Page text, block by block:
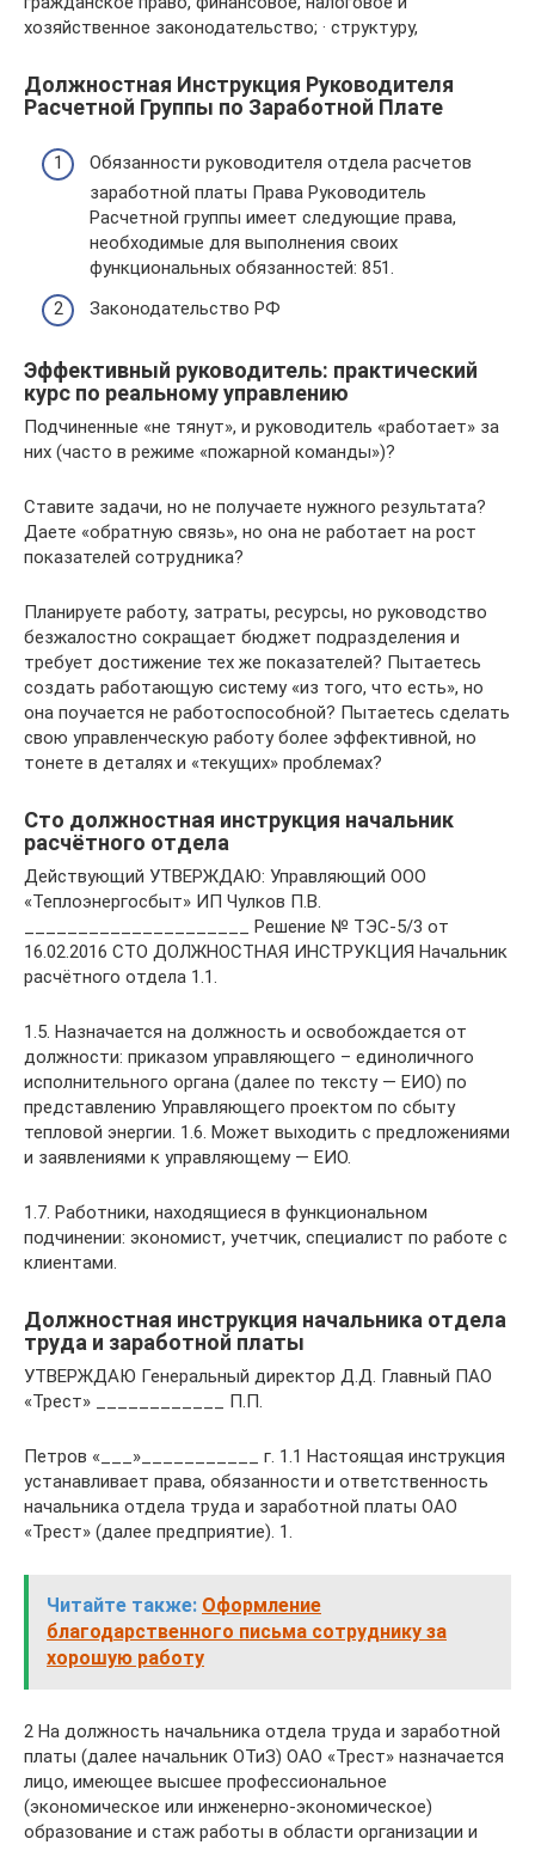
хозяйственное законодательство; · структуру,
Должностная Инструкция Руководителя
Расчетной Группы по Заработной Плате
Обязанности руководителя отдела расчетов
заработной платы Права Руководитель
Расчетной группы имеет следующие права,
необходимые для выполнения своих
функциональных обязанностей: 851.
Законодательство РФ
Эффективный руководитель: практический
курс по реальному управлению
Подчиненные «не тянут», и руководитель «работает» за
них (часто в режиме «пожарной команды»)?
Ставите задачи, но не получаете нужного результата?
Даете «обратную связь», но она не работает на рост
показателей сотрудника?
Планируете работу, затраты, ресурсы, но руководство
безжалостно сокращает бюджет подразделения и
требует достижение тех же показателей? Пытаетесь
создать работающую систему «из того, что есть», но
она поучается не работоспособной? Пытаетесь сделать
свою управленческую работу более эффективной, но
тонете в деталях и «текущих» проблемах?
Сто должностная инструкция начальник
расчётного отдела
Действующий УТВЕРЖДАЮ: Управляющий ООО
«Теплоэнергосбыт» ИП Чулков П.В.
_____________________ Решение № ТЭС-5/3 от
16.02.2016 СТО ДОЛЖНОСТНАЯ ИНСТРУКЦИЯ Начальник
расчётного отдела 1.1.
1.5. Назначается на должность и освобождается от
должности: приказом управляющего – единоличного
исполнительного органа (далее по тексту — ЕИО) по
представлению Управляющего проектом по сбыту
тепловой энергии. 1.6. Может выходить с предложениями
и заявлениями к управляющему — ЕИО.
1.7. Работники, находящиеся в функциональном
подчинении: экономист, учетчик, специалист по работе с
клиентами.
Должностная инструкция начальника отдела
труда и заработной платы
УТВЕРЖДАЮ Генеральный директор Д.Д. Главный ПАО
«Трест» ____________ П.П.
Петров «___»___________ г. 1.1 Настоящая инструкция
устанавливает права, обязанности и ответственность
начальника отдела труда и заработной платы ОАО
«Трест» (далее предприятие). 1.
Читайте также: Оформление
благодарственного письма сотруднику за
хорошую работу
2 На должность начальника отдела труда и заработной
платы (далее начальник ОТиЗ) ОАО «Трест» назначается
лицо, имеющее высшее профессиональное
(экономическое или инженерно-экономическое)
образование и стаж работы в области организации и